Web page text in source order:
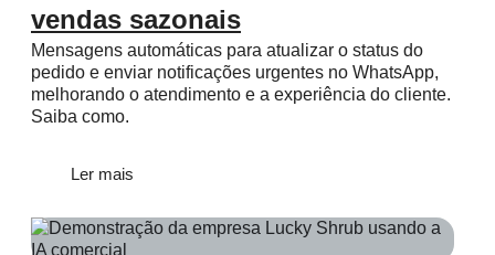
vendas sazonais
Mensagens automáticas para atualizar o status do
pedido e enviar notificações urgentes no WhatsApp,
melhorando o atendimento e a experiência do cliente.
Saiba como.
Ler mais